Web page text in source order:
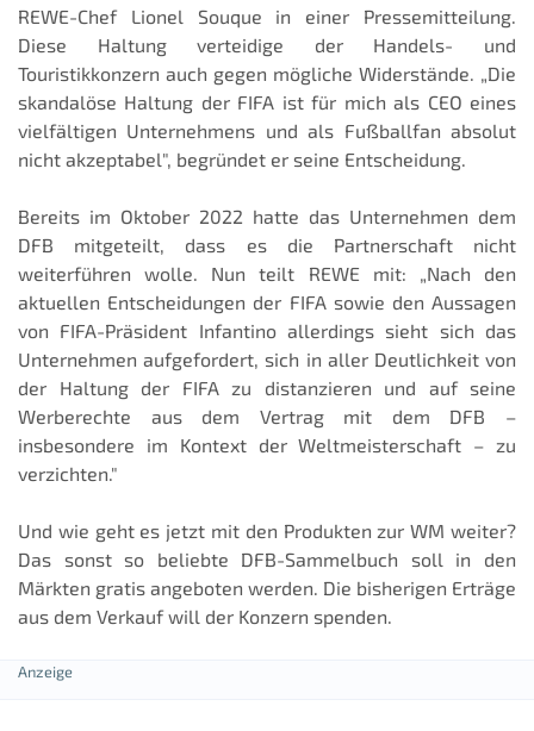
REWE-Chef Lionel Souque in einer Pressemitteilung.
Diese Haltung verteidige der Handels- und
Touristikkonzern auch gegen mögliche Widerstände. „Die
skandalöse Haltung der FIFA ist für mich als CEO eines
vielfältigen Unternehmens und als Fußballfan absolut
nicht akzeptabel", begründet er seine Entscheidung.
Bereits im Oktober 2022 hatte das Unternehmen dem
DFB mitgeteilt, dass es die Partnerschaft nicht
weiterführen wolle. Nun teilt REWE mit: „Nach den
aktuellen Entscheidungen der FIFA sowie den Aussagen
von FIFA-Präsident Infantino allerdings sieht sich das
Unternehmen aufgefordert, sich in aller Deutlichkeit von
der Haltung der FIFA zu distanzieren und auf seine
Werberechte aus dem Vertrag mit dem DFB –
insbesondere im Kontext der Weltmeisterschaft – zu
verzichten."
Und wie geht es jetzt mit den Produkten zur WM weiter?
Das sonst so beliebte DFB-Sammelbuch soll in den
Märkten gratis angeboten werden. Die bisherigen Erträge
aus dem Verkauf will der Konzern spenden.